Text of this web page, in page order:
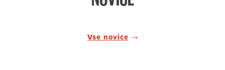
Vse novice